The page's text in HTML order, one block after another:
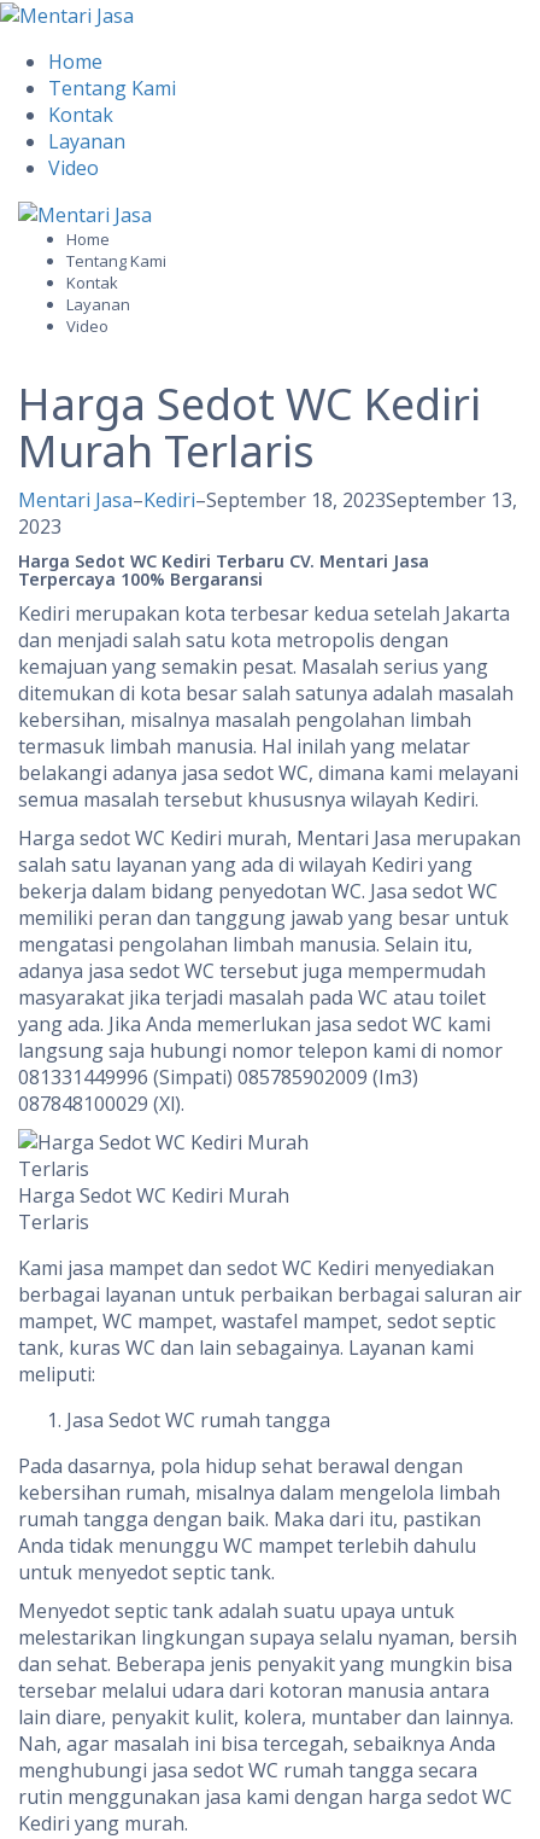
Home
Tentang Kami
Kontak
Layanan
Video
Skip
content
Home
Tentang Kami
Kontak
Layanan
Video
Harga Sedot WC Kediri
Murah Terlaris
Mentari Jasa–Kediri–September 18, 2023September 13,
2023
Harga Sedot WC Kediri Terbaru CV. Mentari Jasa
Terpercaya 100% Bergaransi
Kediri merupakan kota terbesar kedua setelah Jakarta
dan menjadi salah satu kota metropolis dengan
kemajuan yang semakin pesat. Masalah serius yang
ditemukan di kota besar salah satunya adalah masalah
kebersihan, misalnya masalah pengolahan limbah
termasuk limbah manusia. Hal inilah yang melatar
belakangi adanya jasa sedot WC, dimana kami melayani
semua masalah tersebut khususnya wilayah Kediri.
Harga sedot WC Kediri murah, Mentari Jasa merupakan
salah satu layanan yang ada di wilayah Kediri yang
bekerja dalam bidang penyedotan WC. Jasa sedot WC
memiliki peran dan tanggung jawab yang besar untuk
mengatasi pengolahan limbah manusia. Selain itu,
adanya jasa sedot WC tersebut juga mempermudah
masyarakat jika terjadi masalah pada WC atau toilet
yang ada. Jika Anda memerlukan jasa sedot WC kami
langsung saja hubungi nomor telepon kami di nomor
081331449996 (Simpati) 085785902009 (Im3)
087848100029 (Xl).
Harga Sedot WC Kediri Murah
Terlaris
Kami jasa mampet dan sedot WC Kediri menyediakan
berbagai layanan untuk perbaikan berbagai saluran air
mampet, WC mampet, wastafel mampet, sedot septic
tank, kuras WC dan lain sebagainya. Layanan kami
meliputi:
Jasa Sedot WC rumah tangga
Pada dasarnya, pola hidup sehat berawal dengan
kebersihan rumah, misalnya dalam mengelola limbah
rumah tangga dengan baik. Maka dari itu, pastikan
Anda tidak menunggu WC mampet terlebih dahulu
untuk menyedot septic tank.
Menyedot septic tank adalah suatu upaya untuk
melestarikan lingkungan supaya selalu nyaman, bersih
dan sehat. Beberapa jenis penyakit yang mungkin bisa
tersebar melalui udara dari kotoran manusia antara
lain diare, penyakit kulit, kolera, muntaber dan lainnya.
Nah, agar masalah ini bisa tercegah, sebaiknya Anda
menghubungi jasa sedot WC rumah tangga secara
rutin menggunakan jasa kami dengan harga sedot WC
Kediri yang murah.